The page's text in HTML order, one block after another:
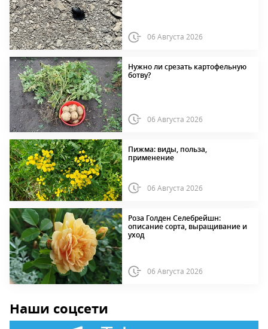
06 Августа 2026
Нужно ли срезать картофельную
ботву?
06 Августа 2026
Пижма: виды, польза,
применение
06 Августа 2026
Роза Голден Селебрейшн:
описание сорта, выращивание и
уход
06 Августа 2026
Наши соцсети